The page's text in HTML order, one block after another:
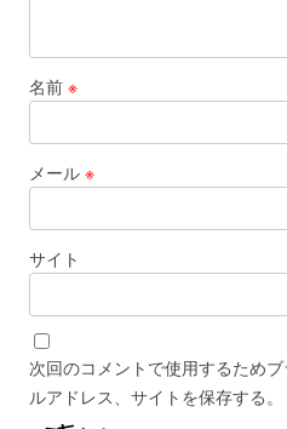
名前 ※
メール ※
サイト
次回のコメントで使用するため
ルアドレス、サイトを保存する。